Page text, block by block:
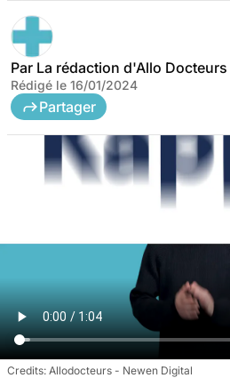
Par La rédaction d'Allo
Rédigé le 16/01/2024
Partager
Allodocteurs - Newen Digital